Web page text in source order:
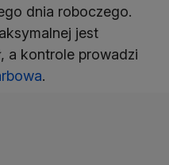
dnia roboczego.
jest
a kontrole prowadzi
.